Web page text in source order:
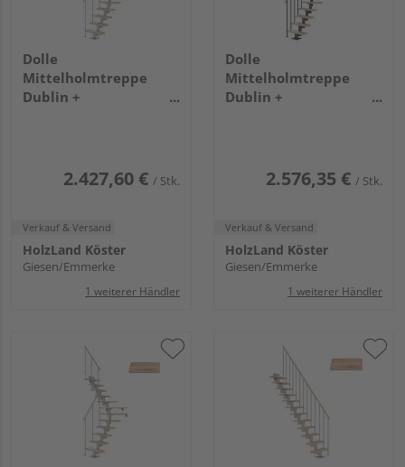
Dolle
Mittelholmtreppe
Dublin +
Metallkomp perlgrau
2.427,60 € / Stk.
Verkauf & Versand
HolzLand Köster
Giesen/Emmerke
1 weiterer Händler
Dolle
Mittelholmtreppe
Dublin +
Metallkomp anthrazit
2.576,35 € / Stk.
Verkauf & Versand
HolzLand Köster
Giesen/Emmerke
1 weiterer Händler